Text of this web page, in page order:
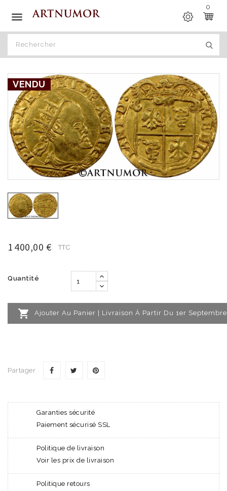

0
VENDU
1 400,00 € TTC
Quantité
 Ajouter Au Panier | Livraison À Partir Du 1er Septembre
Partager
Garanties sécurité
Paiement sécurisé SSL
Politique de livraison
Voir les prix de livraison
Politique retours